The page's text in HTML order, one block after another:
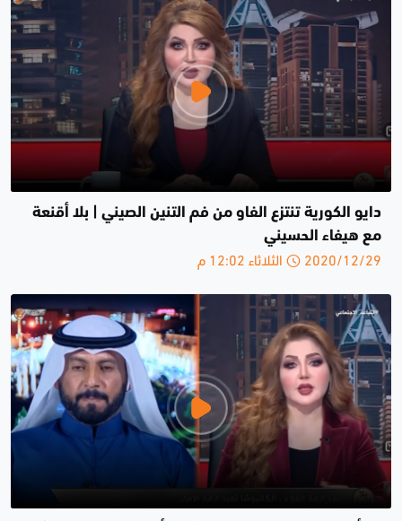
دايو الكورية تنتزع الفاو من فم التنين الصيني | بلا أقنعة
مع هيفاء الحسيني
2020/12/29 الثلاثاء 12:02 م